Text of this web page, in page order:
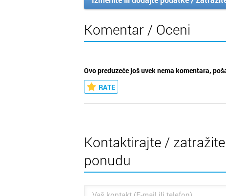
Komentar / Oceni
Ovo preduzeće još uvek nema komentara,
RATE
Kontaktirajte / zatražite
ponudu